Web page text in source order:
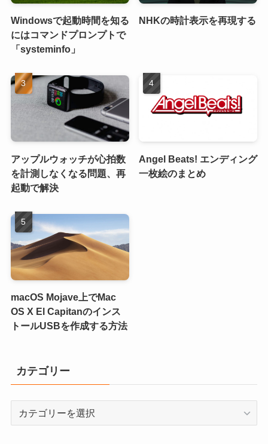
Windowsで起動時間を知る
にはコマンドプロンプトで
「systeminfo」
NHKの時計表示を再現する
アップルウォッチが心拍数
を計測しなくなる問題、再
起動で解決
Angel Beats! エンディング
一枚絵のまとめ
macOS Mojave上でMac
OS X El Capitanのインス
トールUSBを作成する方法
カテゴリー